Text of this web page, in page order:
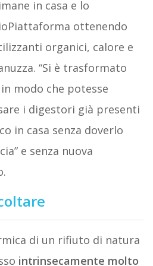
in casa e lo
ottenendo
organici, calore e
“Si è trasformato
modo che potesse
i digestori già presenti
in casa senza doverlo
e senza nuova
di un rifiuto di natura
intrinsecamente molto